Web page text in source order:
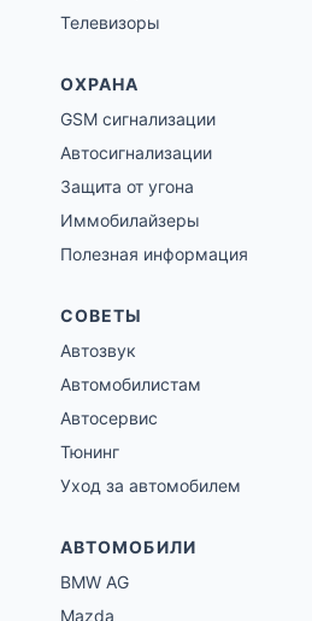
Телевизоры
ОХРАНА
GSM сигнализации
Автосигнализации
Защита от угона
Иммобилайзеры
Полезная информация
СОВЕТЫ
Автозвук
Автомобилистам
Автосервис
Тюнинг
Уход за автомобилем
АВТОМОБИЛИ
BMW AG
Mazda